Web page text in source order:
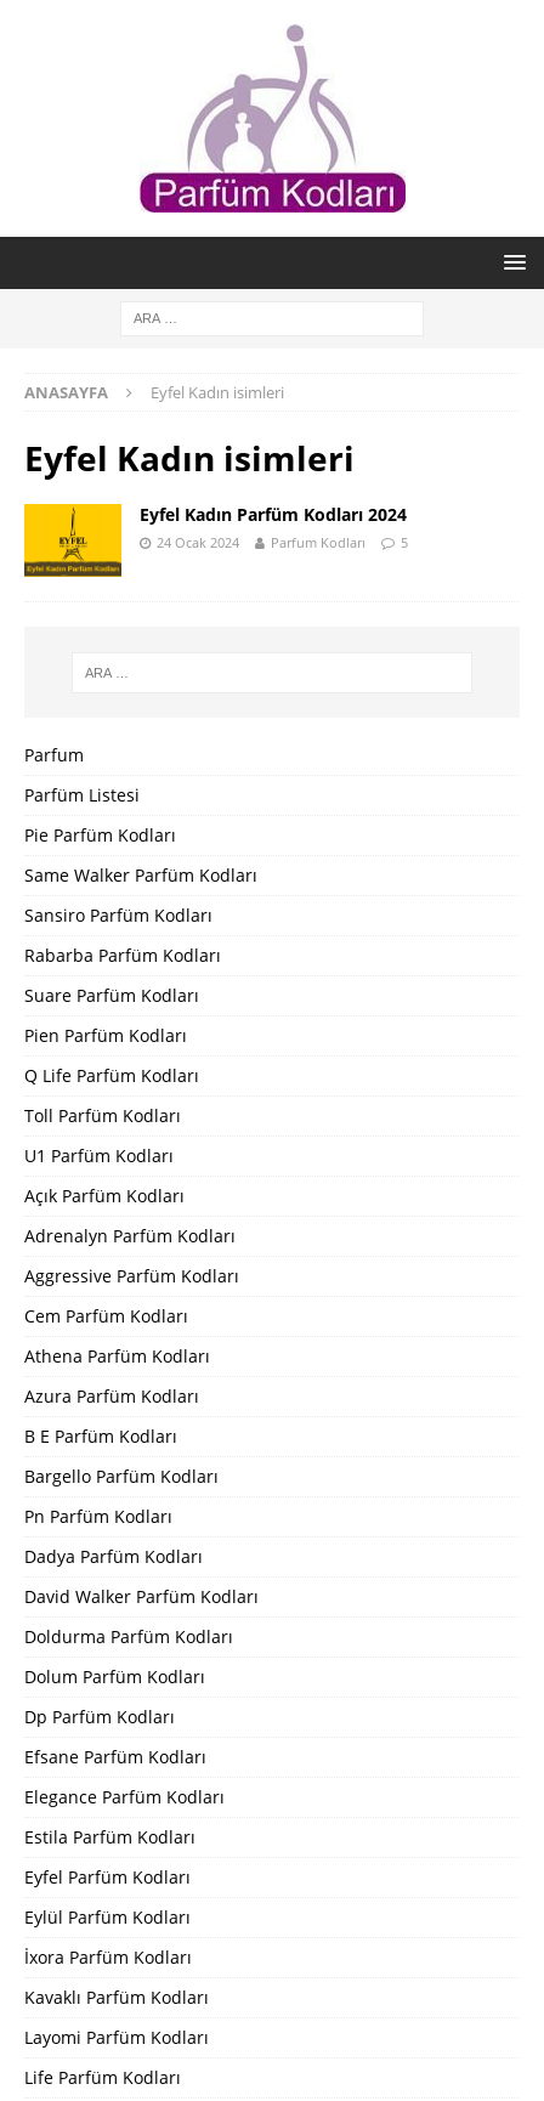
ANASAYFA Eyfel Kadın isimleri
Eyfel Kadın isimleri
Eyfel Kadın Parfüm Kodları 2024
24 Ocak 2024 Parfum Kodları 5
Parfum
Parfüm Listesi
Pie Parfüm Kodları
Same Walker Parfüm Kodları
Sansiro Parfüm Kodları
Rabarba Parfüm Kodları
Suare Parfüm Kodları
Pien Parfüm Kodları
Q Life Parfüm Kodları
Toll Parfüm Kodları
U1 Parfüm Kodları
Açık Parfüm Kodları
Adrenalyn Parfüm Kodları
Aggressive Parfüm Kodları
Cem Parfüm Kodları
Athena Parfüm Kodları
Azura Parfüm Kodları
B E Parfüm Kodları
Bargello Parfüm Kodları
Pn Parfüm Kodları
Dadya Parfüm Kodları
David Walker Parfüm Kodları
Doldurma Parfüm Kodları
Dolum Parfüm Kodları
Dp Parfüm Kodları
Efsane Parfüm Kodları
Elegance Parfüm Kodları
Estila Parfüm Kodları
Eyfel Parfüm Kodları
Eylül Parfüm Kodları
İxora Parfüm Kodları
Kavaklı Parfüm Kodları
Layomi Parfüm Kodları
Life Parfüm Kodları